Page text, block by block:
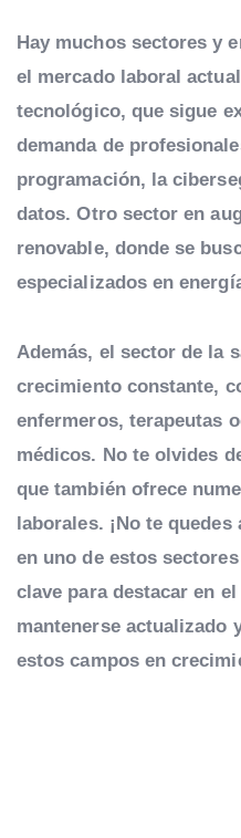
Hay muchos sectores y
el mercado laboral
tecnológico, que sigue
demanda de
programación, la
datos. Otro sector en
renovable, donde se
especializados en
Además, el sector de la
crecimiento constante,
enfermeros, terapeutas
médicos. No te olvides
que también ofrece
laborales. ¡No te
en uno de estos
clave para destacar en
mantenerse actualizado
estos campos en